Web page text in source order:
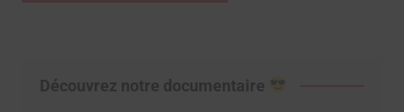
Découvrez notre documentaire